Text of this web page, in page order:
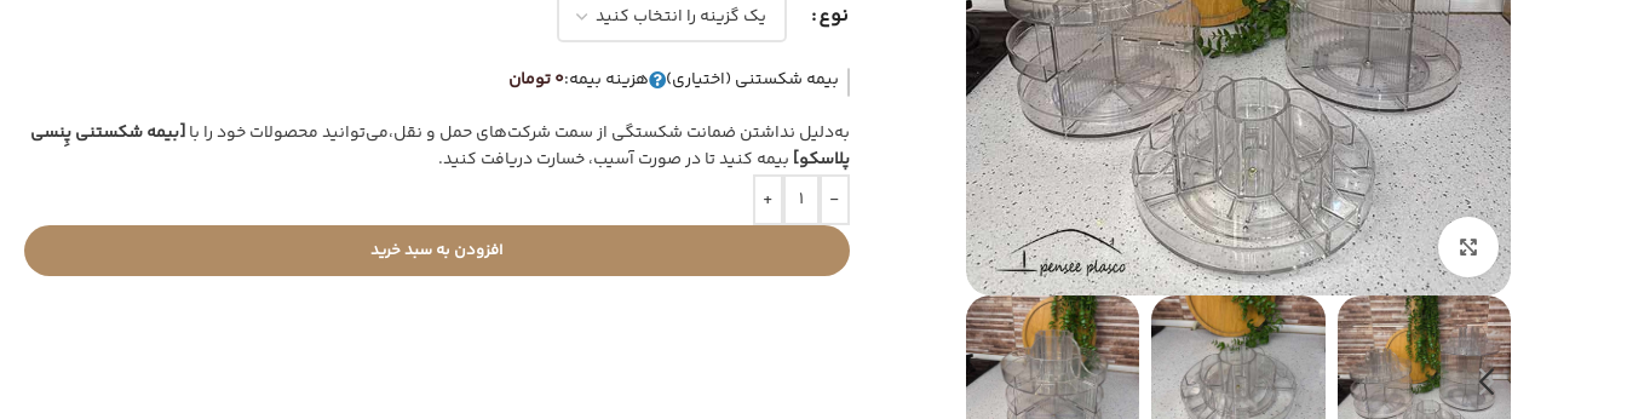
بزرگنمایی تصویر
نوع
به‌دلیل نداشتن ضمانت شکستگی از سمت شرکت‌های حمل و نقل،می‌توانید محصولات خود را با[بیمه شکستنی پِنسی
پلاسکو] بیمه کنید تا در صورت آسیب، خسارت دریافت کنید.
بیمه شکستنی (اختیاری) هزینه بیمه:0 تومان
-
+
افزودن به سبد خرید